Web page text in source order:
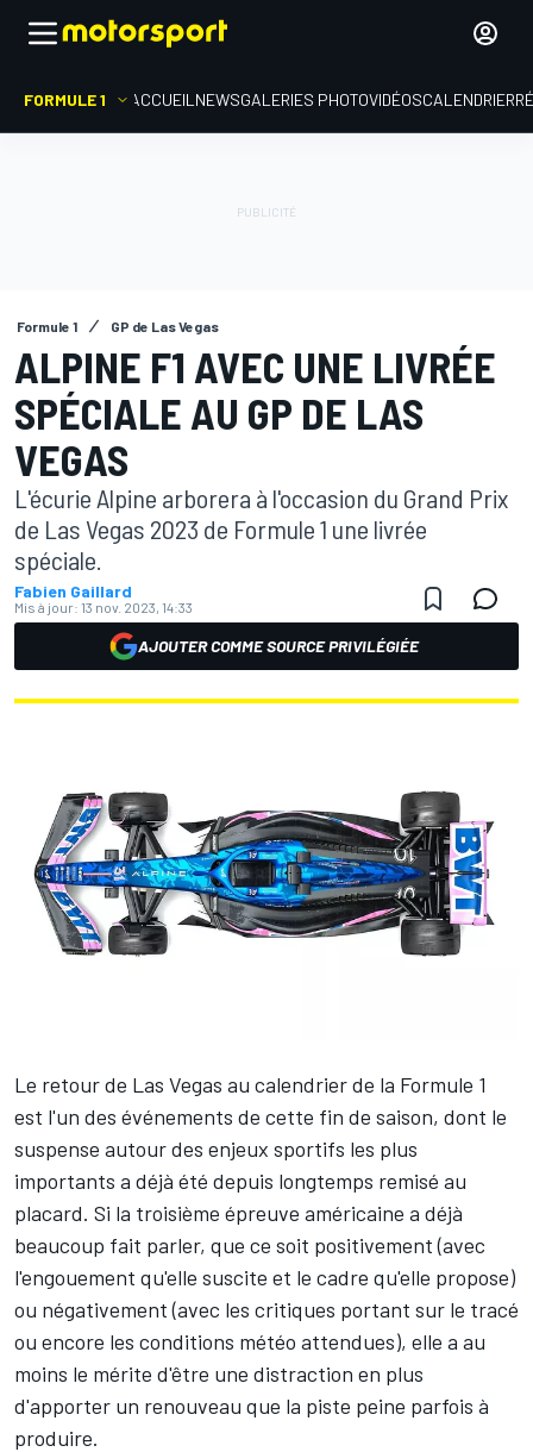
FORMULE 1 ACCUEIL NEWSGALERIES PHOTOVIDÉOSCALENDRIER
Formule 1 GP de Las Vegas
ALPINE F1 AVEC UNE LIVRÉE
SPÉCIALE AU GP DE LAS
VEGAS
L'écurie Alpine arborera à l'occasion du Grand Prix
de Las Vegas 2023 de Formule 1 une livrée
spéciale.
Fabien Gaillard
Mis à jour: 13 nov. 2023, 14:33
AJOUTER COMME SOURCE PRIVILÉGIÉE
Le retour de Las Vegas au calendrier de la Formule 1
est l'un des événements de cette fin de saison, dont le
suspense autour des enjeux sportifs les plus
importants a déjà été depuis longtemps remisé au
placard. Si la troisième épreuve américaine a déjà
beaucoup fait parler, que ce soit positivement (avec
l'engouement qu'elle suscite et le cadre qu'elle propose)
ou négativement (avec les critiques portant sur le tracé
ou encore les conditions météo attendues), elle a au
moins le mérite d'être une distraction en plus
d'apporter un renouveau que la piste peine parfois à
produire.